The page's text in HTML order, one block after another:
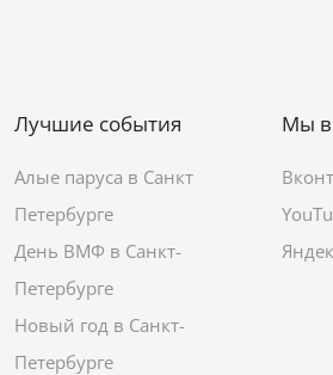
Лучшие события
Алые паруса в Санкт
Петербурге
День ВМФ в Санкт-
Петербурге
Новый год в Санкт-
Петербурге
Мы в